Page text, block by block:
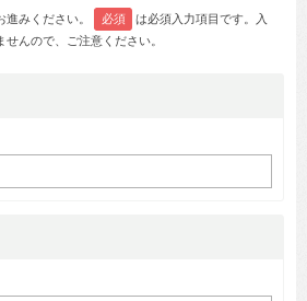
みください。 必須
は必須入力項目です。入
んので、ご注意ください。